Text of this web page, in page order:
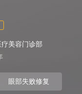
美容门诊部
眼部失败修复